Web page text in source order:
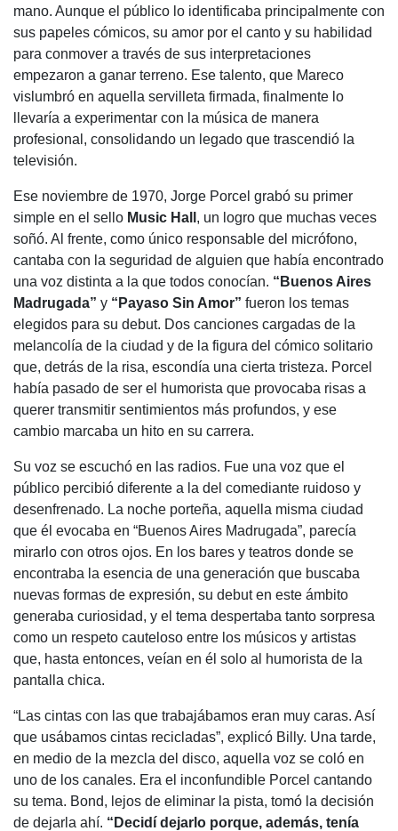
mano. Aunque el público lo identificaba principalmente con
sus papeles cómicos, su amor por el canto y su habilidad
para conmover a través de sus interpretaciones
empezaron a ganar terreno. Ese talento, que Mareco
vislumbró en aquella servilleta firmada, finalmente lo
llevaría a experimentar con la música de manera
profesional, consolidando un legado que trascendió la
televisión.
Ese noviembre de 1970, Jorge Porcel grabó su primer
simple en el sello Music Hall , un logro que muchas veces
soñó. Al frente, como único responsable del micrófono,
cantaba con la seguridad de alguien que había encontrado
una voz distinta a la que todos conocían. “Buenos Aires
Madrugada” y “Payaso Sin Amor” fueron los temas
elegidos para su debut. Dos canciones cargadas de la
melancolía de la ciudad y de la figura del cómico solitario
que, detrás de la risa, escondía una cierta tristeza. Porcel
había pasado de ser el humorista que provocaba risas a
querer transmitir sentimientos más profundos, y ese
cambio marcaba un hito en su carrera.
Su voz se escuchó en las radios. Fue una voz que el
público percibió diferente a la del comediante ruidoso y
desenfrenado. La noche porteña, aquella misma ciudad
que él evocaba en “Buenos Aires Madrugada”, parecía
mirarlo con otros ojos. En los bares y teatros donde se
encontraba la esencia de una generación que buscaba
nuevas formas de expresión, su debut en este ámbito
generaba curiosidad, y el tema despertaba tanto sorpresa
como un respeto cauteloso entre los músicos y artistas
que, hasta entonces, veían en él solo al humorista de la
pantalla chica.
“Las cintas con las que trabajábamos eran muy caras. Así
que usábamos cintas recicladas”, explicó Billy. Una tarde,
en medio de la mezcla del disco, aquella voz se coló en
uno de los canales. Era el inconfundible Porcel cantando
su tema. Bond, lejos de eliminar la pista, tomó la decisión
de dejarla ahí. “Decidí dejarlo porque, además, tenía